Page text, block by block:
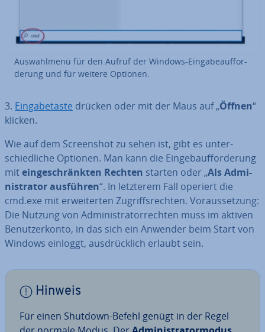
Aus­wahl­me­nü für den Aufruf der Windows-Ein­ga­be­auf­for­
de­rung und für weitere Optionen.
3. Ein­ga­be­tas­te drücken oder mit der Maus auf „Öffnen“
klicken.
Wie auf dem Screen­shot zu sehen ist, gibt es un­ter­
schied­li­che Optionen. Man kann die Ein­ge­bauf­for­de­rung
mitein­ge­schränk­ten Rechten starten oder „Als Ad­mi­
nis­tra­tor ausführen“. In letzterem Fall operiert die
cmd.exe mit er­wei­ter­ten Zu­griffs­rech­ten. Vor­aus­set­zung:
Die Nutzung von Ad­mi­nis­tra­tor­rech­ten muss im aktiven
Be­nut­zer­kon­to, in das sich ein Anwender beim Start von
Windows einloggt, aus­drück­lich erlaubt sein.
Hinweis
Für einen Shutdown-Befehl genügt in der Regel